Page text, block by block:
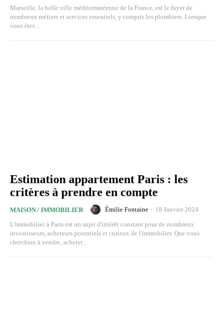
Marseille, la belle ville méditerranéenne de la France, est le foyer de
nombreux métiers et services essentiels, y compris les plombiers. Lorsque
vous êtes...
Estimation appartement Paris : les
critères à prendre en compte
MAISON / IMMOBILIER Émilie Fontaine - 18 Janvier 2024
L'immobilier à Paris est un sujet d'intérêt constant pour de nombreux
investisseurs, acheteurs potentiels et curieux de l'immobilier. Que vous
cherchiez à vendre, acheter...